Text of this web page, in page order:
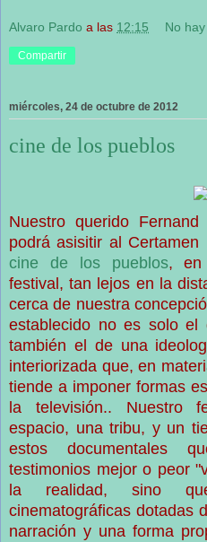
Alvaro Pardo a las 12:15 No
Compartir
miércoles, 24 de octubre de 2012
cine de los pueblos
Nuestro querido
podrá asisitir al Certamen
cine de los pueblos, en
festival, tan lejos en la
cerca de nuestra
establecido no es solo el
también el de una
interiorizada que, en
tiende a imponer formas
la televisión.. Nuestro
espacio, una tribu, y un
estos documentales
testimonios mejor o peor
la realidad, sino
cinematográficas dotadas
narración y una forma